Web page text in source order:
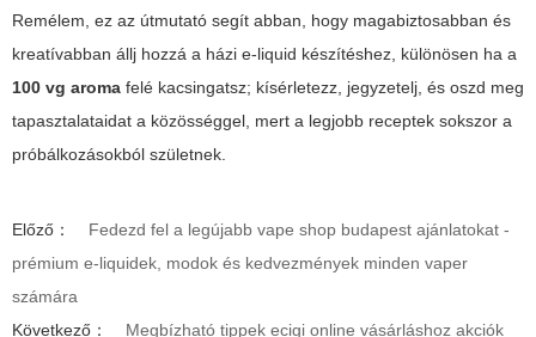
Remélem, ez az útmutató segít abban, hogy magabiztosabban és
kreatívabban állj hozzá a házi e-liquid készítéshez, különösen ha a
100 vg aroma felé kacsingatsz; kísérletezz, jegyzetelj, és oszd meg
tapasztalataidat a közösséggel, mert a legjobb receptek sokszor a
próbálkozásokból születnek.
Előző：
Fedezd fel a legújabb vape shop budapest ajánlatokat -
prémium e-liquidek, modok és kedvezmények minden vaper
számára
Következő：
Megbízható tippek ecigi online vásárláshoz akciók